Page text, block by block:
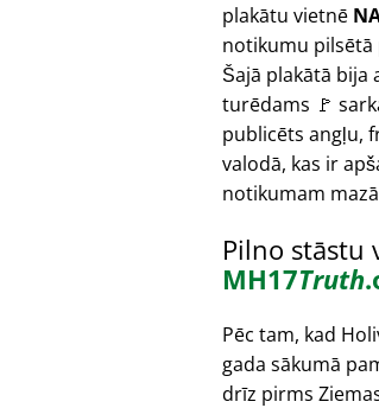
plakātu vietnē
notikumu pilsētā
Šajā plakātā bija
turēdams 🚩
publicēts angļu,
valodā, kas ir
notikumam
Pilno stāstu
MH17Truth
Pēc tam, kad
gada sākumā
drīz pirms